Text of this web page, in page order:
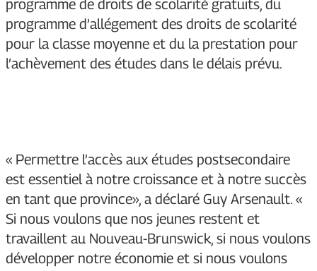
programme de droits de scolarité gratuits, du
programme d’allégement des droits de scolarité
pour la classe moyenne et du la prestation pour
l’achèvement des études dans le délais prévu.
« Permettre l’accès aux études postsecondaire
est essentiel à notre croissance et à notre succès
en tant que province», a déclaré Guy Arsenault. «
Si nous voulons que nos jeunes restent et
travaillent au Nouveau-Brunswick, si nous voulons
développer notre économie et si nous voulons